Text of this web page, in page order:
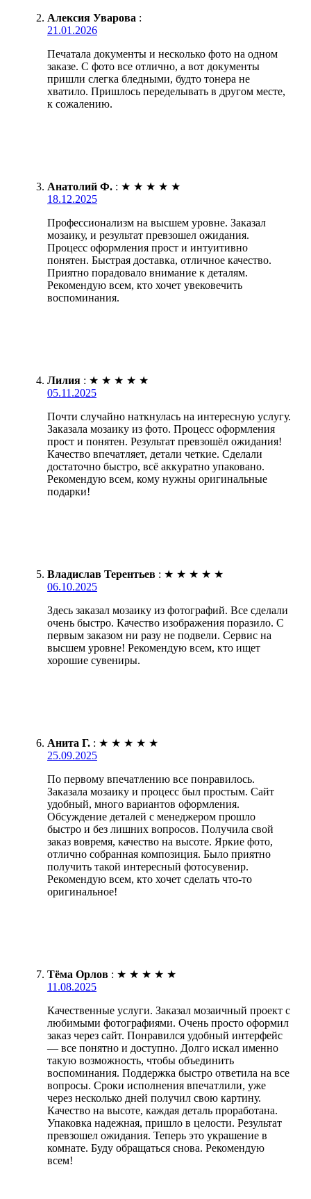
Алексия Уварова :
21.01.2026
Печатала документы и несколько фото на одном
заказе. С фото все отлично, а вот документы
пришли слегка бледными, будто тонера не
хватило. Пришлось переделывать в другом месте,
к сожалению.
Анатолий Ф. : ★ ★ ★ ★ ★
18.12.2025
Профессионализм на высшем уровне. Заказал
мозаику, и результат превзошел ожидания.
Процесс оформления прост и интуитивно
понятен. Быстрая доставка, отличное качество.
Приятно порадовало внимание к деталям.
Рекомендую всем, кто хочет увековечить
воспоминания.
Лилия : ★ ★ ★ ★ ★
05.11.2025
Почти случайно наткнулась на интересную услугу.
Заказала мозаику из фото. Процесс оформления
прост и понятен. Результат превзошёл ожидания!
Качество впечатляет, детали четкие. Сделали
достаточно быстро, всё аккуратно упаковано.
Рекомендую всем, кому нужны оригинальные
подарки!
Владислав Терентьев : ★ ★ ★ ★ ★
06.10.2025
Здесь заказал мозаику из фотографий. Все сделали
очень быстро. Качество изображения поразило. С
первым заказом ни разу не подвели. Сервис на
высшем уровне! Рекомендую всем, кто ищет
хорошие сувениры.
Анита Г. : ★ ★ ★ ★ ★
25.09.2025
По первому впечатлению все понравилось.
Заказала мозаику и процесс был простым. Сайт
удобный, много вариантов оформления.
Обсуждение деталей с менеджером прошло
быстро и без лишних вопросов. Получила свой
заказ вовремя, качество на высоте. Яркие фото,
отлично собранная композиция. Было приятно
получить такой интересный фотосувенир.
Рекомендую всем, кто хочет сделать что-то
оригинальное!
Тёма Орлов : ★ ★ ★ ★ ★
11.08.2025
Качественные услуги. Заказал мозаичный проект с
любимыми фотографиями. Очень просто оформил
заказ через сайт. Понравился удобный интерфейс
— все понятно и доступно. Долго искал именно
такую возможность, чтобы объединить
воспоминания. Поддержка быстро ответила на все
вопросы. Сроки исполнения впечатлили, уже
через несколько дней получил свою картину.
Качество на высоте, каждая деталь проработана.
Упаковка надежная, пришло в целости. Результат
превзошел ожидания. Теперь это украшение в
комнате. Буду обращаться снова. Рекомендую
всем!